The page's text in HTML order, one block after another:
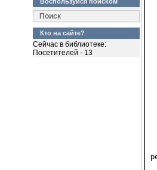
Поиск
Кто на сайте?
Сейчас в библиотеке:
Посетителей - 13